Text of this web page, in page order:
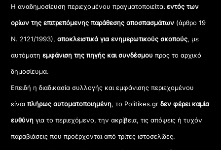
Η αναδημοσίευση περιεχομένου πραγματοποιείταιεντός των
ορίων της επιτρεπόμενης παράθεσης αποσπασμάτων (άρθρο 19
Ν. 2121/1993), αποκλειστικά για ενημερωτικούς σκοπούς, με
αυτόματηεμφάνιση της πηγής και συνδέσμου προς το αρχικό
δημοσίευμα.
Επειδή η διαδικασία συλλογής και εμφάνισης περιεχομένου
είναιπλήρως αυτοματοποιημένη, το Politikes.grδεν φέρει καμία
ευθύνη για το περιεχόμενο, την ακρίβεια, τις απόψεις ή τυχόν
παραβιάσεις που προέρχονται από τρίτες ιστοσελίδες.